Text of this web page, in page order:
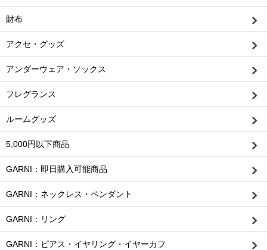
財布
アクセ・グッズ
アンダーウェア・ソックス
フレグランス
ルームグッズ
5,000円以下商品
GARNI：即日購入可能商品
GARNI：ネックレス・ペンダント
GARNI：リング
GARNI：ピアス・イヤリング・イヤーカフ